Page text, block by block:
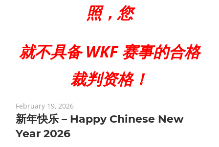
照，您
就不具备 WKF 赛事的合格
裁判资格！
February 19, 2026
新年快乐 – Happy Chinese New
Year 2026